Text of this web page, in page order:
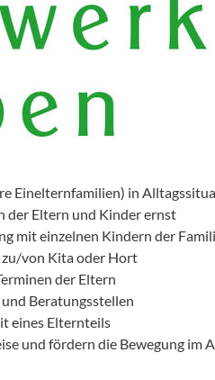
Einelternfamilien) in
der Eltern und Kinder ernst
mit einzelnen Kindern der
von Kita oder Hort
der Eltern
Beratungsstellen
eines Elternteils
und fördern die Bewegung im